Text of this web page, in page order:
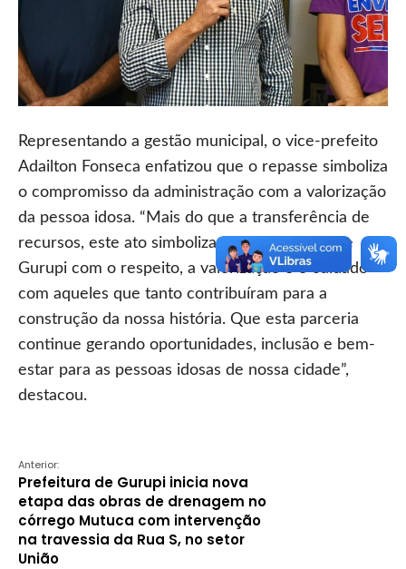
Representando a gestão municipal, o vice-prefeito
Adailton Fonseca enfatizou que o repasse simboliza
o compromisso da administração com a valorização
da pessoa idosa. “Mais do que a transferência de
recursos, este ato simboliza o compromisso de
Gurupi com o respeito, a valorização e o cuidado
com aqueles que tanto contribuíram para a
construção da nossa história. Que esta parceria
continue gerando oportunidades, inclusão e bem-
estar para as pessoas idosas de nossa cidade”,
destacou.
Anterior:
Prefeitura de Gurupi inicia nova
etapa das obras de drenagem no
córrego Mutuca com intervenção
na travessia da Rua S, no setor
União